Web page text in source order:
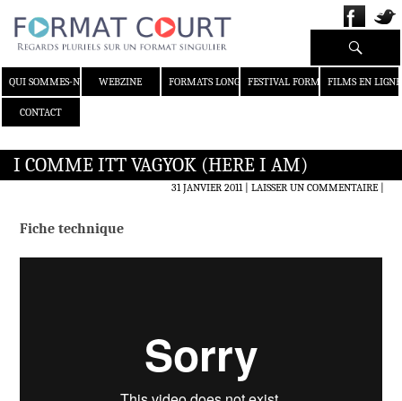
QUI SOMMES-NOUS ?WEBZINE FORMATS LONGS FESTIVAL FORMAT COURT
FILMS EN LIGNE
CONTACT
Recherche
I COMME ITT VAGYOK (HERE I AM)
31 JANVIER 2011 LAISSER UN COMMENTAIRE|
Fiche technique